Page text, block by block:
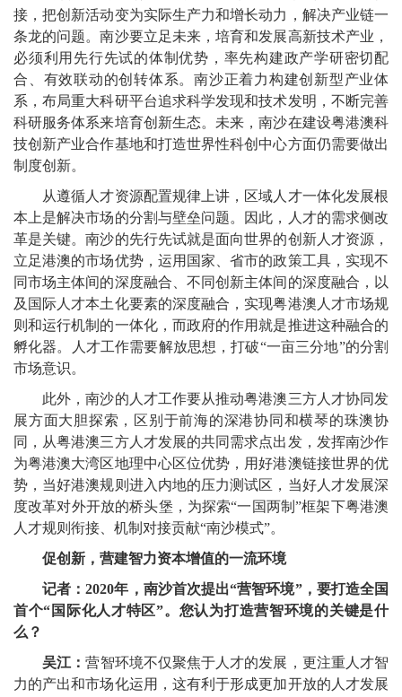
接，把创新活动变为实际生产力和增长动力，解决产业链一
条龙的问题。南沙要立足未来，培育和发展高新技术产业，
必须利用先行先试的体制优势，率先构建政产学研密切配
合、有效联动的创转体系。南沙正着力构建创新型产业体
系，布局重大科研平台追求科学发现和技术发明，不断完善
科研服务体系来培育创新生态。未来，南沙在建设粤港澳科
技创新产业合作基地和打造世界性科创中心方面仍需要做出
制度创新。
从遵循人才资源配置规律上讲，区域人才一体化发展根
本上是解决市场的分割与壁垒问题。因此，人才的需求侧改
革是关键。南沙的先行先试就是面向世界的创新人才资源，
立足港澳的市场优势，运用国家、省市的政策工具，实现不
同市场主体间的深度融合、不同创新主体间的深度融合，以
及国际人才本土化要素的深度融合，实现粤港澳人才市场规
则和运行机制的一体化，而政府的作用就是推进这种融合的
孵化器。人才工作需要解放思想，打破“一亩三分地”的分割
市场意识。
此外，南沙的人才工作要从推动粤港澳三方人才协同发
展方面大胆探索，区别于前海的深港协同和横琴的珠澳协
同，从粤港澳三方人才发展的共同需求点出发，发挥南沙作
为粤港澳大湾区地理中心区位优势，用好港澳链接世界的优
势，当好港澳规则进入内地的压力测试区，当好人才发展深
度改革对外开放的桥头堡，为探索“一国两制”框架下粤港澳
人才规则衔接、机制对接贡献“南沙模式”。
促创新，营建智力资本增值的一流环境
记者：2020年，南沙首次提出“营智环境”，要打造全国
首个“国际化人才特区”。您认为打造营智环境的关键是什
么？
吴江：营智环境不仅聚焦于人才的发展，更注重人才智
力的产出和市场化运用，这有利于形成更加开放的人才发展